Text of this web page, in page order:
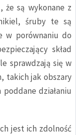
że są wykonane z
śruby te są
w porównaniu do
skład
sprawdzają się w
takich jak obszary
działaniu
jest ich zdolność